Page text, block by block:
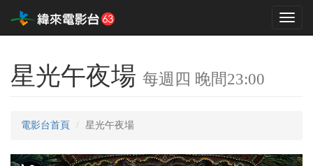
Toggle
星光午夜場 每週四 晚間23:00
電影台首頁 星光午夜場